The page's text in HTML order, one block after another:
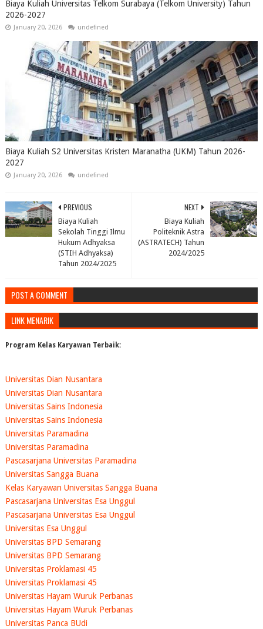
Biaya Kuliah Universitas Telkom Surabaya (Telkom University) Tahun
2026-2027
January 20, 2026 undefined
Biaya Kuliah S2 Universitas Kristen Maranatha (UKM) Tahun 2026-
2027
January 20, 2026 undefined
NEXT
Biaya Kuliah
Politeknik Astra
(ASTRATECH) Tahun
2024/2025
PREVIOUS
Biaya Kuliah
Sekolah Tinggi Ilmu
Hukum Adhyaksa
(STIH Adhyaksa)
Tahun 2024/2025
POST A COMMENT
LINK MENARIK
Program Kelas Karyawan Terbaik:
Universitas Dian Nusantara
Universitas Dian Nusantara
Universitas Sains Indonesia
Universitas Sains Indonesia
Universitas Paramadina
Universitas Paramadina
Pascasarjana Universitas Paramadina
Universitas Sangga Buana
Kelas Karyawan Universitas Sangga Buana
Pascasarjana Universitas Esa Unggul
Pascasarjana Universitas Esa Unggul
Universitas Esa Unggul
Universitas BPD Semarang
Universitas BPD Semarang
Universitas Proklamasi 45
Universitas Proklamasi 45
Universitas Hayam Wuruk Perbanas
Universitas Hayam Wuruk Perbanas
Universitas Panca BUdi